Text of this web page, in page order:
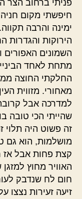
פניתי ברחוב הצר
חיפשתי מקום
ימינה והרבה
הירוקות והגדרות
השמונים האפורים
מתחת לאחד
החלקתי החוצה
מאחורי. מזווית
למדרכה אבל
שהייתי הכי טובה
זה פשוט היה תלוי
מושלמות, הוא גם
קצת פחות אבל אז
האוויר מחוץ
חום לח שנדבק
זיעה זעירות נצצו